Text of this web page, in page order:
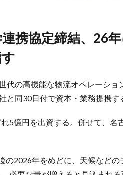
代の高機能な物流オペレーシ
と同30日付で資本・業務提携す
5億円を出資する。併せて、
の2026年をめどに、天候など